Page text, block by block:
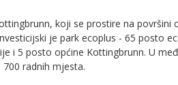
koji se prostire na površini
je park ecoplus - 65 posto
i 5 posto općine Kottingbrunn. U
radnih mjesta.